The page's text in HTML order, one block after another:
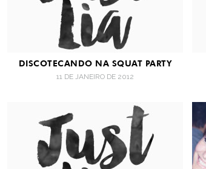
DISCOTECANDO NA SQUAT PARTY
11 DE JANEIRO DE 2012